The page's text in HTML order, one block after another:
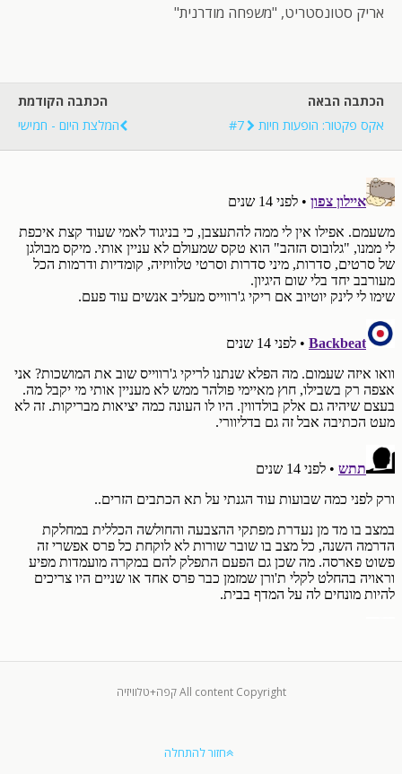
אריק סטונסטריט, "משפחה מודרנית"
הכתבה הקודמת
המלצת היום - חמישי
הכתבה הבאה
אקס פקטור: הופעות חיות #7
All content Copyright קפה+טלוויזיה
חזור להתחלה